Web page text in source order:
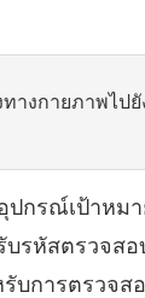
างกายภาพไป
ปกรณ์เป้าหม
บรหัสตรวจส
บการตรวจส